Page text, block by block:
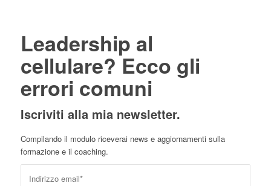
Leadership al
cellulare? Ecco gli
errori comuni
Iscriviti alla mia newsletter.
Compilando il modulo riceverai news e aggiornamenti sulla
formazione e il coaching.